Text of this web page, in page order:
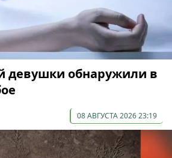
девушки обнаружили в
08 АВГУСТА 2026 23:19